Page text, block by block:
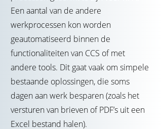
Een aantal van de andere
werkprocessen kon worden
geautomatiseerd binnen de
functionaliteiten van CCS of met
andere tools. Dit gaat vaak om simpele
bestaande oplossingen, die soms
dagen aan werk besparen (zoals het
versturen van brieven of PDF’s uit een
Excel bestand halen).